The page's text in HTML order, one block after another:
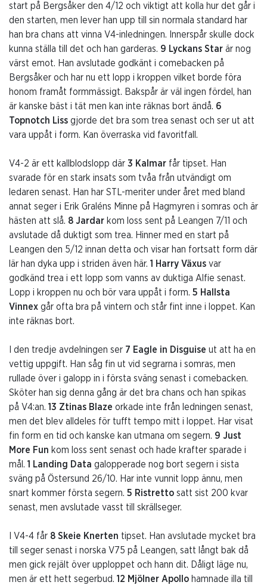
start på Bergsåker den 4/12 och viktigt att kolla hur det går i
den starten, men lever han upp till sin normala standard har
han bra chans att vinna V4-inledningen. Innerspår skulle dock
kunna ställa till det och han garderas. 9 Lyckans Star är nog
värst emot. Han avslutade godkänt i comebacken på
Bergsåker och har nu ett lopp i kroppen vilket borde föra
honom framåt formmässigt. Bakspår är väl ingen fördel, han
är kanske bäst i tät men kan inte räknas bort ändå. 6
Topnotch Liss gjorde det bra som trea senast och ser ut att
vara uppåt i form. Kan överraska vid favoritfall.
V4-2 är ett kallblodslopp där 3 Kalmar får tipset. Han
svarade för en stark insats som tvåa från utvändigt om
ledaren senast. Han har STL-meriter under året med bland
annat seger i Erik Graléns Minne på Hagmyren i somras och är
hästen att slå. 8 Jardar kom loss sent på Leangen 7/11 och
avslutade då duktigt som trea. Hinner med en start på
Leangen den 5/12 innan detta och visar han fortsatt form där
lär han dyka upp i striden även här. 1 Harry Växus var
godkänd trea i ett lopp som vanns av duktiga Alfie senast.
Lopp i kroppen nu och bör vara uppåt i form. 5 Hallsta
Vinnex går ofta bra på vintern och står fint inne i loppet. Kan
inte räknas bort.
I den tredje avdelningen ser 7 Eagle in Disguise ut att ha en
vettig uppgift. Han såg fin ut vid segrarna i somras, men
rullade över i galopp in i första sväng senast i comebacken.
Sköter han sig denna gång är det bra chans och han spikas
på V4:an. 13 Ztinas Blaze orkade inte från ledningen senast,
men det blev alldeles för tufft tempo mitt i loppet. Har visat
fin form en tid och kanske kan utmana om segern. 9 Just
More Fun kom loss sent senast och hade krafter sparade i
mål. 1 Landing Data galopperade nog bort segern i sista
sväng på Östersund 26/10. Har inte vunnit lopp ännu, men
snart kommer första segern. 5 Ristretto satt sist 200 kvar
senast, men avslutade vasst till skrällseger.
I V4-4 får 8 Skeie Knerten tipset. Han avslutade mycket bra
till seger senast i norska V75 på Leangen, satt långt bak då
men gick rejält över upploppet och hann dit. Dåligt läge nu,
men är ett hett segerbud. 12 Mjölner Apollo hamnade illa till